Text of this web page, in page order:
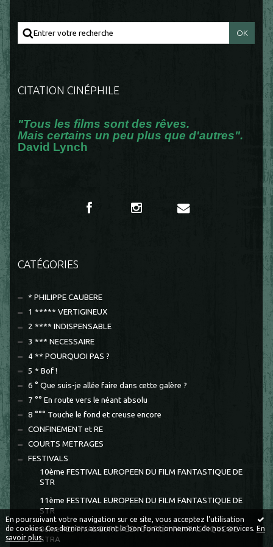
En poursuivant votre navigation sur ce site, vous acceptez l'utilisation
de cookies. Ces derniers assurent le bon fonctionnement de nos services. En
savoir plus.
CITATION CINÉPHILE
"Tous les films sont des rêves.
Mais certains un peu plus que d'autres".
David Lynch
CATÉGORIES
* PHILIPPE CAUBERE
1 ***** VERTIGINEUX
2 **** INDISPENSABLE
3 *** NECESSAIRE
4 ** POURQUOI PAS ?
5 * Bof !
6 ° Que suis-je allée faire dans cette galère ?
7 °° En route vers le néant absolu
8 °°° Touche le fond et creuse encore
CONFINEMENT et RE
COURTS METRAGES
FESTIVALS
10ème FESTIVAL EUROPEEN DU FILM FANTASTIQUE DE
STR
11ème FESTIVAL EUROPEEN DU FILM FANTASTIQUE DE
STR
8ème FESTIVAL EUROPÉEN DU FILM FANTASTIQUE DE
STRA